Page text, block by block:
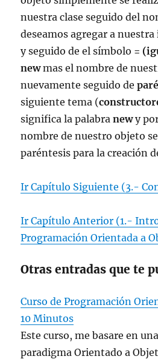
nuestra clase seguido del
deseamos agregar a nuestra
y seguido de el símbolo =
newmas el nombre de
nuevamente seguido de
siguiente tema (
significa la palabranewy
nombre de nuestro objeto
paréntesis para la creación
Ir Capítulo Siguiente (3.-
Ir Capítulo Anterior (1.-
Programación Orientada a
Otras entradas que te
Curso de Programación
10 Minutos
Este curso, me basare en
paradigma Orientado a